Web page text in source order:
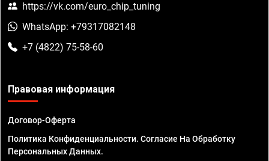
https://vk.com/euro_chip_tuning
WhatsApp: +79317082148
+7 (4822) 75-58-60
Правовая информация
Договор-Оферта
Политика Конфиденциальности. Согласие На Обработку
Персональных Данных.